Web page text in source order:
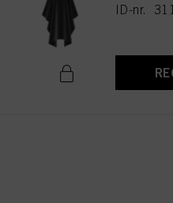
ID-nr.